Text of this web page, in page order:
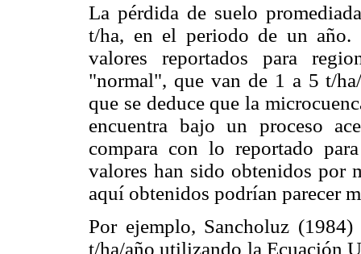
La pérdida de suelo
t/ha, en el periodo de un año.
valores reportados para
"normal", que van de 1 a 5 t/
que se deduce que la
encuentra bajo un proceso
compara con lo reportado
valores han sido obtenidos por
aquí obtenidos podrían parecer
Por ejemplo, Sancholuz
t/ha/año utilizando la Ecuación